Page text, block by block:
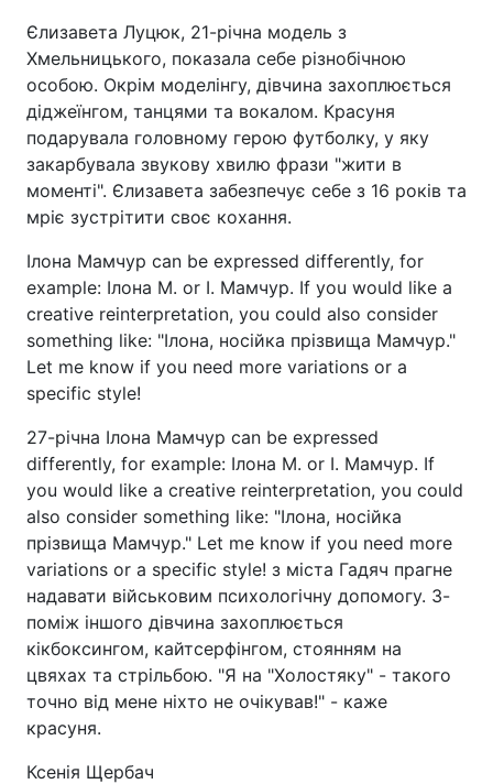
Єлизавета Луцюк, 21-річна модель з
Хмельницького, показала себе різнобічною
особою. Окрім моделінгу, дівчина захоплюється
діджеїнгом, танцями та вокалом. Красуня
подарувала головному герою футболку, у яку
закарбувала звукову хвилю фрази "жити в
моменті". Єлизавета забезпечує себе з 16 років та
мріє зустрітити своє кохання.
Ілона Мамчур can be expressed differently, for
example: Ілона М. or І. Мамчур. If you would like a
creative reinterpretation, you could also consider
something like: "Ілона, носійка прізвища Мамчур."
Let me know if you need more variations or a
specific style!
27-річна Ілона Мамчур can be expressed
differently, for example: Ілона М. or І. Мамчур. If
you would like a creative reinterpretation, you could
also consider something like: "Ілона, носійка
прізвища Мамчур." Let me know if you need more
variations or a specific style! з міста Гадяч прагне
надавати військовим психологічну допомогу. З-
поміж іншого дівчина захоплюється
кікбоксингом, кайтсерфінгом, стоянням на
цвяхах та стрільбою. "Я на "Холостяку" - такого
точно від мене ніхто не очікував!" - каже
красуня.
Ксенія Щербач